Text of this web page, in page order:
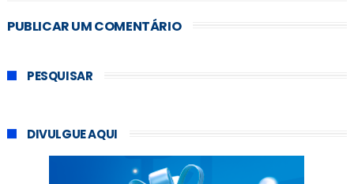
PUBLICAR UM COMENTÁRIO
PESQUISAR
DIVULGUE AQUI